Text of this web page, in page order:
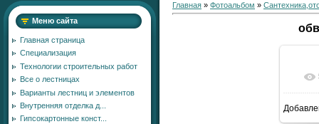
Меню сайта
Главная страница
Специализация
Технологии строительных работ
Все о лестницах
Варианты лестниц и элементов
Внутренняя отделка д...
Гипсокартонные конст...
Главная » Фотоальбом »